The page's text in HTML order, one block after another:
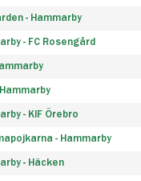
- Hammarby
- FC Rosengård
- KIF Örebro
- Hammarby
- Häcken